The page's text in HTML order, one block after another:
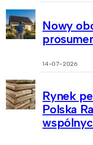
Nowy
14-07-2026
Rynek
Polska